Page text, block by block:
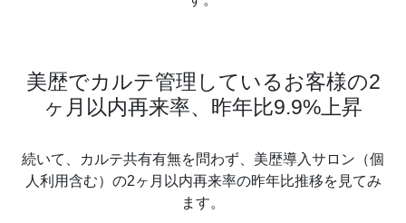
美歴でカルテ管理しているお客様の2
ヶ月以内再来率、昨年比9.9%上昇
続いて、カルテ共有有無を問わず、美歴導入サロン（個
人利用含む）の2ヶ月以内再来率の昨年比推移を見てみ
ます。